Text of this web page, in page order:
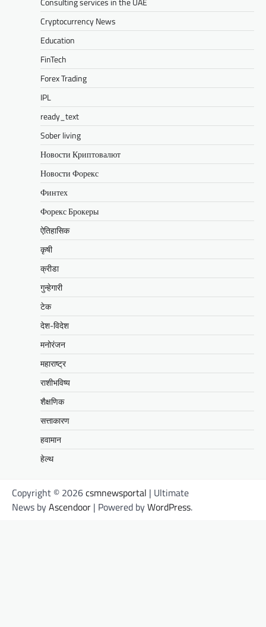
Cryptocurrency News
Education
FinTech
Forex Trading
IPL
ready_text
Sober living
Новости Криптовалют
Новости Форекс
Финтех
Форекс Брокеры
ऐतिहासिक
कृषी
क्रीडा
गुन्हेगारी
टेक
देश-विदेश
मनोरंजन
महाराष्ट्र
राशीभविष्य
शैक्षणिक
सत्ताकारण
हवामान
हेल्थ
Copyright © 2026csmnewsportal | Ultimate
News byAscendoor | Powered byWordPress.